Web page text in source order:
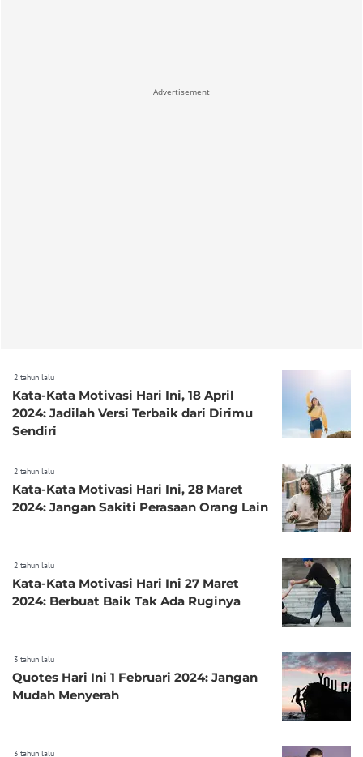
Advertisement
2 tahun lalu
Kata-Kata Motivasi Hari Ini, 18 April
2024: Jadilah Versi Terbaik dari Dirimu
Sendiri
2 tahun lalu
Kata-Kata Motivasi Hari Ini, 28 Maret
2024: Jangan Sakiti Perasaan Orang Lain
2 tahun lalu
Kata-Kata Motivasi Hari Ini 27 Maret
2024: Berbuat Baik Tak Ada Ruginya
3 tahun lalu
Quotes Hari Ini 1 Februari 2024: Jangan
Mudah Menyerah
3 tahun lalu